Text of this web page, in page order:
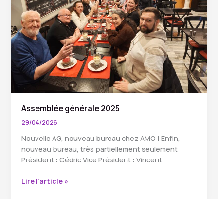
Assemblée générale 2025
29/04/2026
Nouvelle AG, nouveau bureau chez AMO ! Enfin,
nouveau bureau, très partiellement seulement
Président : Cédric Vice Président : Vincent
Assemblée
Lire l’article »